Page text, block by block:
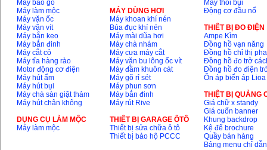
Máy bào gỗ
Máy làm mộc
Máy vặn ốc
Máy vặn vít
Máy bắn keo
Máy bắn đinh
Máy cắt cỏ
Máy tỉa hàng rào
Motor động cơ điện
Máy hút ẩm
Máy hút bụi
Máy chà sàn giặt thảm
Máy hút chân không
DỤNG CỤ LÀM MỘC
Máy làm mộc
MÁY DÙNG HƠI
Máy khoan khí nén
Búa đục khí nén
Máy mài dũa hơi
Máy chà nhám
Máy cưa máy cắt
Máy vặn bu lông ốc vít
Máy đầm khuôn cát
Máy gõ rỉ sét
Máy phun sơn
Máy bắn đinh
Máy rút Rive
THIÊT BỊ GARAGE ÔTÔ
Thiết bị sửa chữa ô tô
Thiết bị bảo hộ PCCC
Máy thổi bụi
Động cơ đầu nổ
THIÊT BỊ ĐO ĐIỆN
Ampe Kìm
Đồng hồ vạn năng
Đồng hồ chỉ thị pha
Đồng hồ đo trở
Đồng hồ đo điện
Ổn áp biến áp Lioa
THIỆT BỊ QUẢNG
Giá chữ x standy
Giá cuốn banner
Khung backdrop
Kệ để brochure
Quầy bán hàng
Bảng menu chỉ dẫn